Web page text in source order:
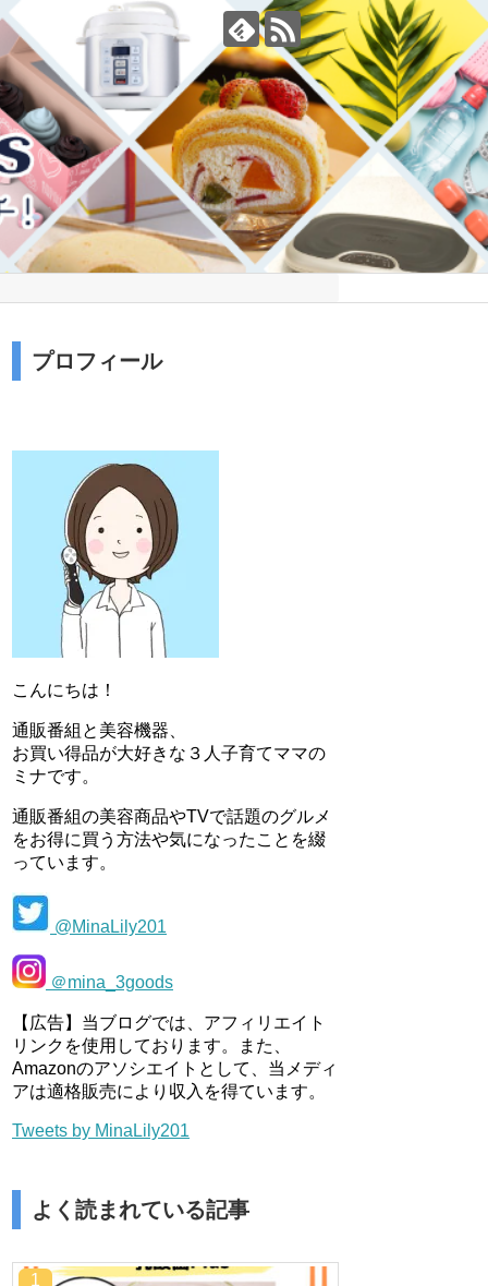
プロフィール
こんにちは！
通販番組と美容機器、
お買い得品が大好きな３人子育てママの
ミナです。
通販番組の美容商品やTVで話題のグルメ
をお得に買う方法や気になったことを綴
っています。
@MinaLily201
＠mina_3goods
【広告】当ブログでは、アフィリエイト
リンクを使用しております。また、
Amazonのアソシエイトとして、当メディ
アは適格販売により収入を得ています。
Tweets by MinaLily201
よく読まれている記事